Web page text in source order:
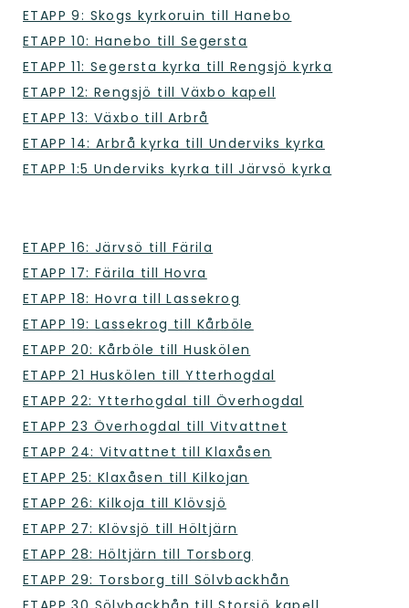
ETAPP 9: Skogs kyrkoruin till Hanebo
ETAPP 10: Hanebo till Segersta
ETAPP 11: Segersta kyrka till Rengsjö kyrka
ETAPP 12: Rengsjö till Växbo kapell
ETAPP 13: Växbo till Arbrå
ETAPP 14: Arbrå kyrka till Underviks kyrka
ETAPP 1:5 Underviks kyrka till Järvsö kyrka
ETAPP 16: Järvsö till Färila
ETAPP 17: Färila till Hovra
ETAPP 18: Hovra till Lassekrog
ETAPP 19: Lassekrog till Kårböle
ETAPP 20: Kårböle till Huskölen
ETAPP 21 Huskölen till Ytterhogdal
ETAPP 22: Ytterhogdal till Överhogdal
ETAPP 23 Överhogdal till Vitvattnet
ETAPP 24: Vitvattnet till Klaxåsen
ETAPP 25: Klaxåsen till Kilkojan
ETAPP 26: Kilkoja till Klövsjö
ETAPP 27: Klövsjö till Höltjärn
ETAPP 28: Höltjärn till Torsborg
ETAPP 29: Torsborg till Sölvbackhån